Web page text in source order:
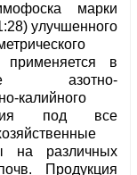
марки
улучшенного
применяется в
азотно-
калийного
под все
на различных
Продукция